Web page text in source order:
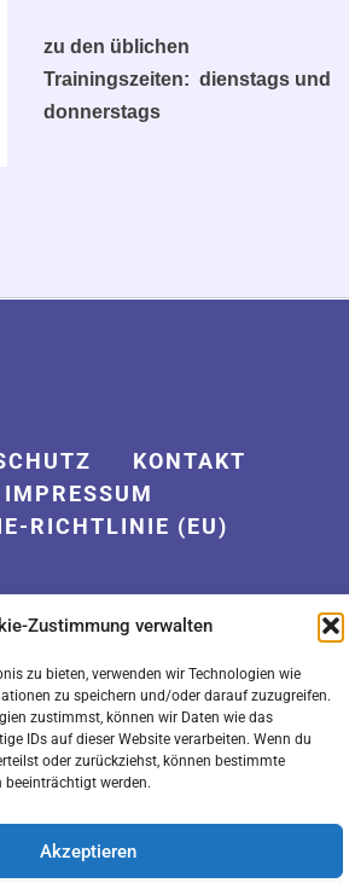
Zustimmung verwalten
zu bieten, verwenden wir Technologien wie
zu speichern und/oder darauf zuzugreifen.
zustimmst, können wir Daten wie das
IDs auf dieser Website verarbeiten. Wenn du
oder zurückziehst, können bestimmte
beeinträchtigt werden.
Akzeptieren
zu den üblichen
Trainingszeiten: dienstags und
donnerstags
KONTAKT
IMPRESSUM
RICHTLINIE (EU)
LOGIN